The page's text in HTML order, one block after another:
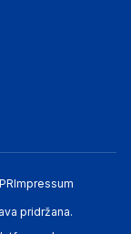
Impressum
pridržana.